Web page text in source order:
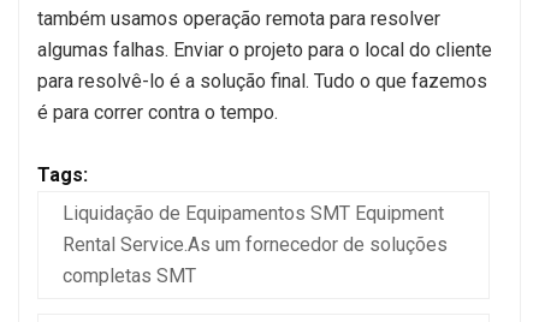
também usamos operação remota para resolver
algumas falhas. Enviar o projeto para o local do cliente
para resolvê-lo é a solução final. Tudo o que fazemos
é para correr contra o tempo.
Tags:
Liquidação de Equipamentos SMT Equipment
Rental Service.As um fornecedor de soluções
completas SMT